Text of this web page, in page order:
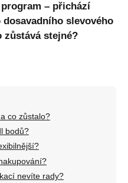
– přichází
slevového
zůstává stejné?
co zůstalo?
bodů?
nevíte rady?